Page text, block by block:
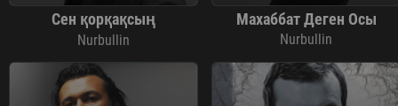
Сен қорқақсың
Nurbullin
Махаббат Деген Осы
Nurbullin